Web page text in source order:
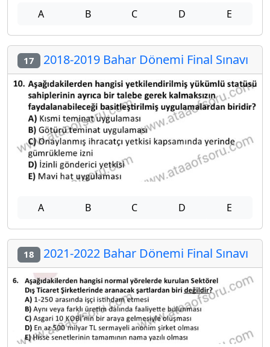
A B C D E
17 2018-2019 Bahar Dönemi Final Sınavı
A B C D E
18 2021-2022 Bahar Dönemi Final Sınavı